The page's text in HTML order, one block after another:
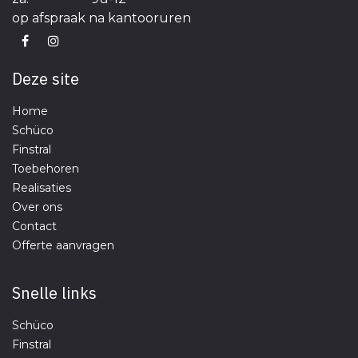
​op afspraak na kantooruren
Deze site
Home
Schüco
Finstral
Toebehoren
Realisaties
Over ons
Contact
Offerte aanvragen
Snelle links
Schüco
Finstral